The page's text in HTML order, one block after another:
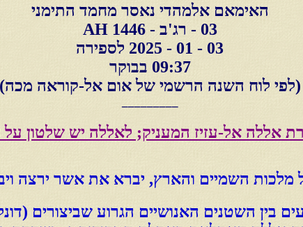
האימאם אלמהדי נאסר מחמד התימני
03 - רג'ב - 1446 AH
03 - 01 - 2025 לספירה
09:37 בבוקר
(לפי לוח השנה הרשמי של אום אל-קוראה מכה)
אללה אל-עזיז המעניק; לאללה יש שלטון
השמיים והארץ, יברא את אשר ירצה
בין השטנים האנושיים הגרוע שביצורים